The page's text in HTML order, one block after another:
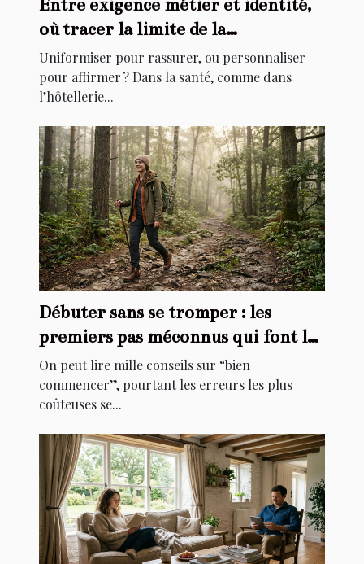
Entre exigence métier et identité,
où tracer la limite de la
personnalisation ?
Uniformiser pour rassurer, ou personnaliser
pour affirmer ? Dans la santé, comme dans
l’hôtellerie...
Débuter sans se tromper : les
premiers pas méconnus qui font la
différence
On peut lire mille conseils sur “bien
commencer”, pourtant les erreurs les plus
coûteuses se...